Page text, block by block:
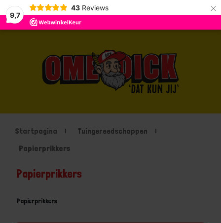
9,7
43 Reviews ×
Startpagina
Tuingereedschappen
Papierprikkers
Papierprikkers
Papierprikkers